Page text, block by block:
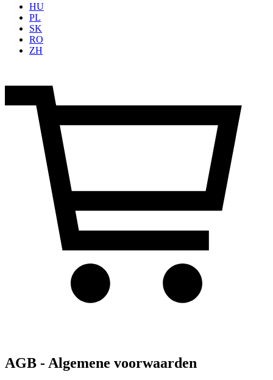
HU
PL
SK
RO
ZH
AGB - Algemene voorwaarden